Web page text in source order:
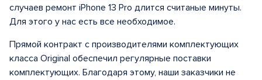
случаев ремонт iPhone 13 Pro длится считаные минуты.
Для этого у нас есть все необходимое.
Прямой контракт с производителями комплектующих
класса Original обеспечил регулярные поставки
комплектующих. Благодаря этому, наши заказчики не